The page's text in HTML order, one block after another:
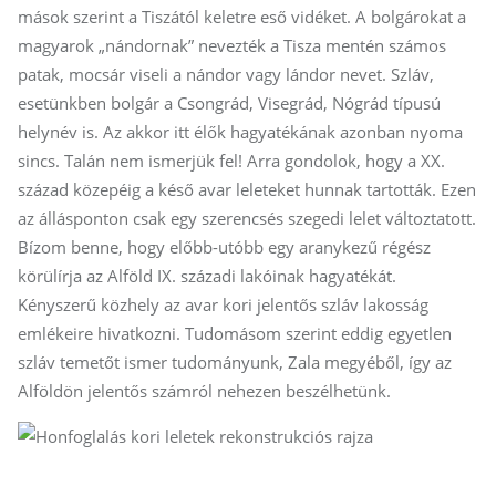
mások szerint a Tiszától keletre eső vidéket. A bolgárokat a
magyarok „nándornak” nevezték a Tisza mentén számos
patak, mocsár viseli a nándor vagy lándor nevet. Szláv,
esetünkben bolgár a Csongrád, Visegrád, Nógrád típusú
helynév is. Az akkor itt élők hagyatékának azonban nyoma
sincs. Talán nem ismerjük fel! Arra gondolok, hogy a XX.
század közepéig a késő avar leleteket hunnak tartották. Ezen
az állásponton csak egy szerencsés szegedi lelet változtatott.
Bízom benne, hogy előbb-utóbb egy aranykezű régész
körülírja az Alföld IX. századi lakóinak hagyatékát.
Kényszerű közhely az avar kori jelentős szláv lakosság
emlékeire hivatkozni. Tudomásom szerint eddig egyetlen
szláv temetőt ismer tudományunk, Zala megyéből, így az
Alföldön jelentős számról nehezen beszélhetünk.